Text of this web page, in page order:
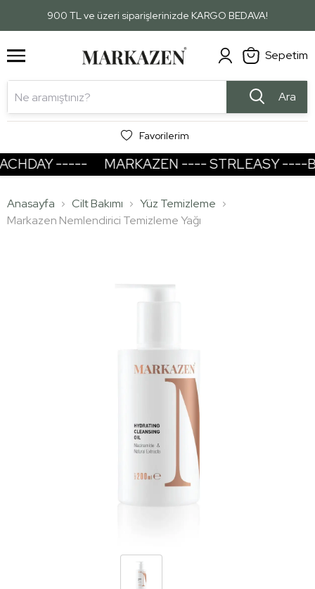
900 TL ve üzeri siparişlerinizde KARGO BEDAVA!
Sepetim
Ara
Favorilerim
----- MARKAZEN ---- STRLEASY ----
Anasayfa Cilt Bakımı
Yüz Temizleme
Markazen Nemlendirici Temizleme Yağı